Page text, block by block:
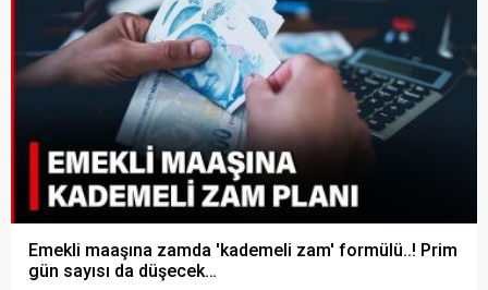
Emekli maaşına zamda 'kademeli zam' formülü..! Prim
gün sayısı da düşecek…